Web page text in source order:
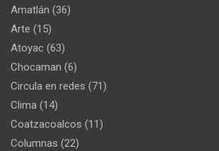
Amatlán (36)
Arte (15)
Atoyac (63)
Chocaman (6)
Circula en redes (71)
Clima (14)
Coatzacoalcos (11)
Columnas (22)